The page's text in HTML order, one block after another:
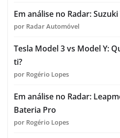
Em análise no Radar:
por Radar Automóvel
Tesla Model 3 vs Model Y:
ti?
por Rogério Lopes
Em análise no Radar:
Bateria Pro
por Rogério Lopes